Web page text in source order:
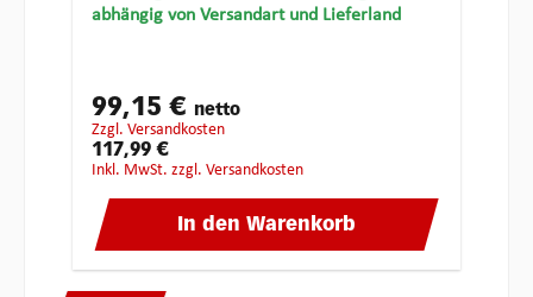
abhängig von Versandart und Lieferland
99,15 € netto
zzgl. Versandkosten
117,99 €
inkl. MwSt. zzgl. Versandkosten
In den Warenkorb